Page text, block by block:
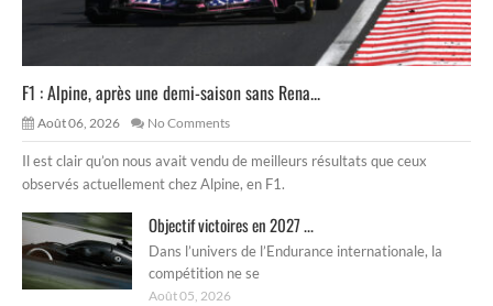
F1 : Alpine, après une demi-saison sans Rena...
Août 06, 2026 No Comments
Il est clair qu’on nous avait vendu de meilleurs résultats que ceux
observés actuellement chez Alpine, en F1.
Objectif victoires en 2027 ...
Dans l’univers de l’Endurance internationale, la
compétition ne se
Août 05, 2026